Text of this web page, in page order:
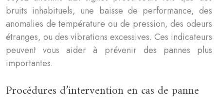
bruits inhabituels, une baisse de performance, des
anomalies de température ou de pression, des odeurs
étranges, ou des vibrations excessives. Ces indicateurs
peuvent vous aider à prévenir des pannes plus
importantes.
Procédures d’intervention en cas de panne